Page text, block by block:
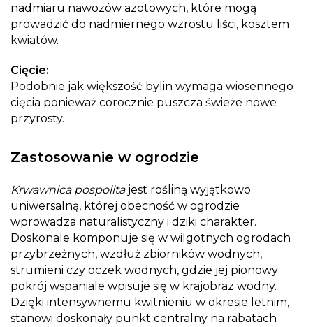
nadmiaru nawozów azotowych, które mogą
prowadzić do nadmiernego wzrostu liści, kosztem
kwiatów.
Cięcie:
Podobnie jak większość bylin wymaga wiosennego
cięcia ponieważ corocznie puszcza świeże nowe
przyrosty.
Zastosowanie w ogrodzie
Krwawnica pospolitajest rośliną wyjątkowo
uniwersalną, której obecność w ogrodzie
wprowadza naturalistyczny i dziki charakter.
Doskonale komponuje się w wilgotnych ogrodach
przybrzeżnych, wzdłuż zbiorników wodnych,
strumieni czy oczek wodnych, gdzie jej pionowy
pokrój wspaniale wpisuje się w krajobraz wodny.
Dzięki intensywnemu kwitnieniu w okresie letnim,
stanowi doskonały punkt centralny na rabatach